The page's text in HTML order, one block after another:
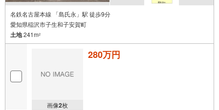
名鉄名古屋本線 「島氏永」駅 徒歩9分
愛知県稲沢市子生和子安賀町
土地241m2
画像2枚
280万円